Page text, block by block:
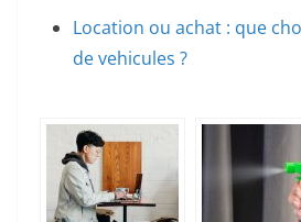
Location ou achat : que
de vehicules ?